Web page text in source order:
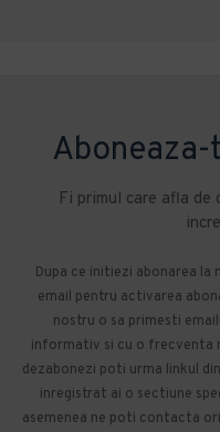
Fi primul care afla de
Dupa ce initiezi abonarea
email pentru activarea
nostru o sa primesti
informativ si cu o frecventa
dezabonezi poti urma linkul
inregistrat ai o sectiune
asemenea ne poti contacta